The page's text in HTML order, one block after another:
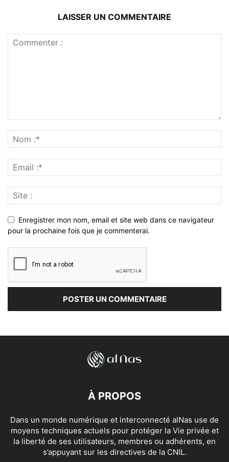
LAISSER UN COMMENTAIRE
Enregistrer mon nom, email et site web dans ce navigateur
pour la prochaine fois que je commenterai.
À PROPOS
Dans un monde numérique et interconnecté alNas use de
moyens techniques actuels pour protéger la Vie privée et
la liberté de ses utilisateurs, membres ou adhérents, en
s’appuyant sur les directives de la CNIL.